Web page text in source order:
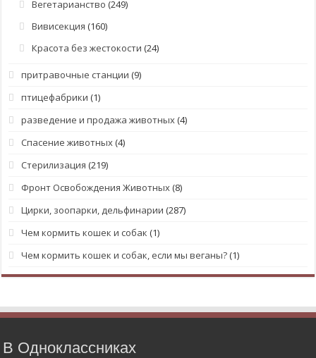
Вегетарианство (249)
Вивисекция (160)
Красота без жестокости (24)
притравочные станции (9)
птицефабрики (1)
разведение и продажа животных(4)
Спасение животных(4)
Стерилизация (219)
Фронт Освобождения Животных(8)
Цирки, зоопарки, дельфинарии (287)
Чем кормить кошек и собак (1)
Чем кормить кошек и собак, если мы веганы?(1)
В Одноклассниках